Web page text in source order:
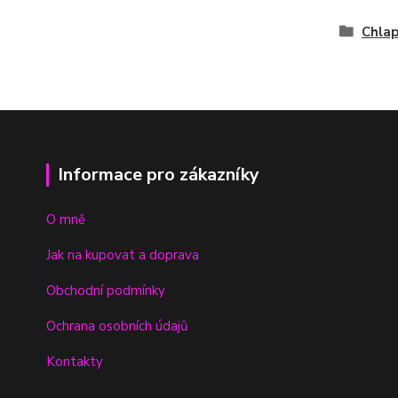
Informace pro zákazníky
O mně
Jak na kupovat a doprava
Obchodní podmínky
Ochrana osobních údajů
Kontakty